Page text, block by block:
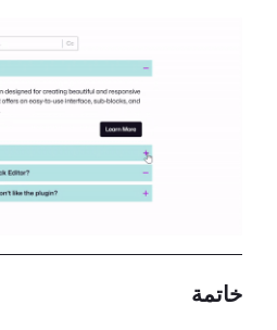
خاتمة